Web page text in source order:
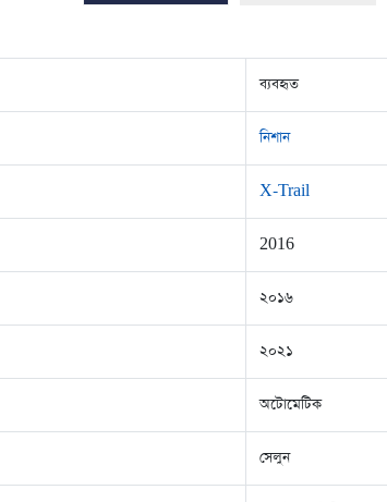
ব্যবহৃত
নিশান
X-Trail
2016
২০১৬
২০২১
অটোমেটিক
সেলুন